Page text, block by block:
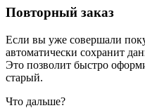
Повторный заказ
Если вы уже совершали
автоматически сохранит
Это позволит быстро
старый.
Что дальше?